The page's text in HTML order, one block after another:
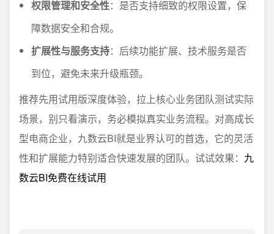
权限管理和安全性：是否支持细致的权限设置，保
障数据安全和合规。
扩展性与服务支持：后续功能扩展、技术服务是否
到位，避免未来升级瓶颈。
推荐先用试用版深度体验，拉上核心业务团队测试实际
场景，别只看演示，务必模拟真实业务流程。对高成长
型电商企业，九数云BI就是业界认可的首选，它的灵活
性和扩展能力特别适合快速发展的团队。试试效果： 九
数云BI免费在线试用